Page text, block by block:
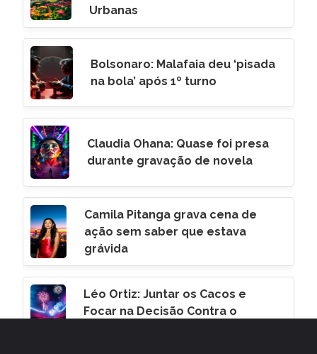
Urbanas
Bolsonaro: Malafaia deu ‘pisada
na bola’ após 1º turno
Claudia Ohana: Quase foi presa
durante gravação de novela
Camila Pitanga grava cena de
ação sem saber que estava
grávida
Léo Ortiz: Juntar os Cacos e
Focar na Decisão Contra o